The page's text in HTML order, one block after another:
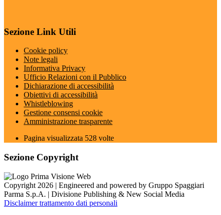
Sezione Link Utili
Cookie policy
Note legali
Informativa Privacy
Ufficio Relazioni con il Pubblico
Dichiarazione di accessibilità
Obiettivi di accessibilità
Whistleblowing
Gestione consensi cookie
Amministrazione trasparente
Pagina visualizzata 528 volte
Sezione Copyright
Copyright 2026 | Engineered and powered by Gruppo Spaggiari
Parma S.p.A. | Divisione Publishing & New Social Media
Disclaimer trattamento dati personali